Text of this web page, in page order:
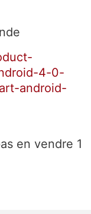
4-0-
android-
en vendre 1